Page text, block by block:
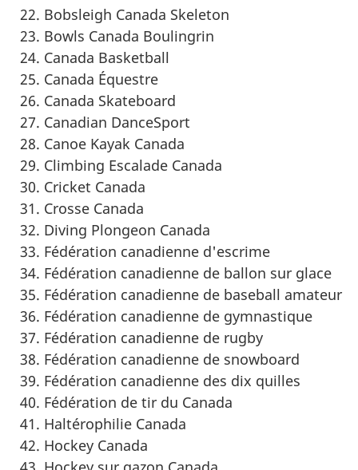
Bobsleigh Canada Skeleton
Bowls Canada Boulingrin
Canada Basketball
Canada Équestre
Canada Skateboard
Canadian DanceSport
Canoe Kayak Canada
Climbing Escalade Canada
Cricket Canada
Crosse Canada
Diving Plongeon Canada
Fédération canadienne d'escrime
Fédération canadienne de ballon sur glace
Fédération canadienne de baseball amateur
Fédération canadienne de gymnastique
Fédération canadienne de rugby
Fédération canadienne de snowboard
Fédération canadienne des dix quilles
Fédération de tir du Canada
Haltérophilie Canada
Hockey Canada